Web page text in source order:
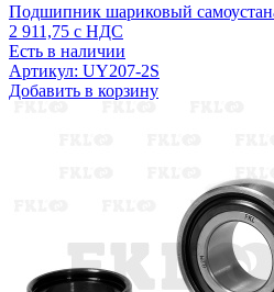
Подшипник шариковый
2 911,75 с НДС
Есть в наличии
Артикул: UY207-2S
Добавить в корзину